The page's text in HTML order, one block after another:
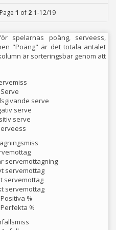
Page 1 of 2 1-12/19
spelarnas poäng, serveess,
"Poäng" är det totala antalet
är sorteringsbar genom att
Serve
serve
serve
serve
servemottagning
servemottag
servemottag
servemottag
Positiva %
Perfekta %